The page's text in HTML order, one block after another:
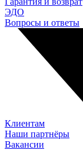
ЭДО
Вопросы и ответы
Клиентам
Наши партнёры
Вакансии